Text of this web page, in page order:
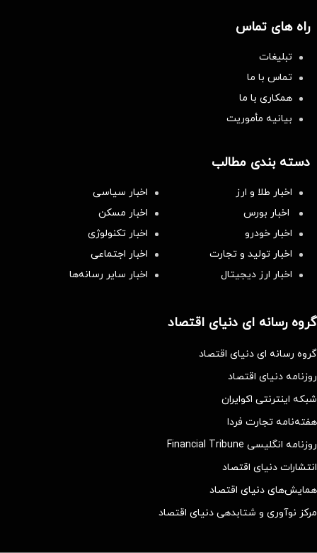
راه های تماس
تبلیغات
تماس با ما
همکاری با ما
بیانیه مأموریت
دسته بندی مطالب
اخبار طلا و ارز
اخبار سیاسی
اخبار بورس
اخبار مسکن
اخبار خودرو
اخبار تکنولوژی
اخبار تولید و تجارت
اخبار اجتماعی
اخبار ارز دیجیتال
اخبار سایر رسانه‌‌ها
گروه رسانه ای دنیای اقتصاد
گروه رسانه ای دنیای اقتصاد
روزنامه دنیای اقتصاد
شبکه اینترنتی اکوایران
هفته‌نامه تجارت فردا
روزنامه انگلیسی Financial Tribune
انتشارات دنیای اقتصاد
همایش‌های دنیای اقتصاد
مرکز نوآوری و شتابدهی دنیای اقتصاد